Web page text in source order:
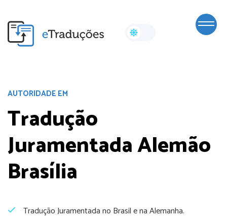
AUTORIDADE EM
Tradução
Juramentada Alemão
Brasília
Tradução Juramentada no Brasil e na Alemanha.